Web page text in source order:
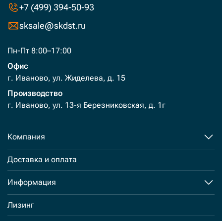
+7 (499) 394-50-93
sksale@skdst.ru
Пн-Пт 8:00–17:00
Офис
г. Иваново, ул. Жиделева, д. 15
Производство
г. Иваново, ул. 13-я Березниковская, д. 1г
Компания
Доставка и оплата
Информация
Лизинг